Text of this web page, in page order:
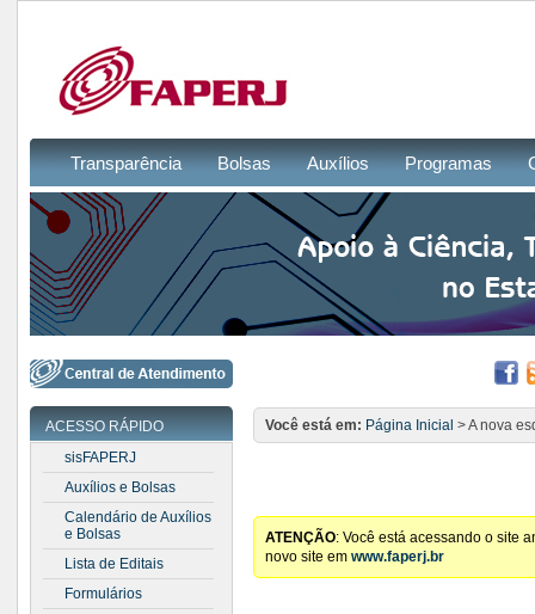
Transparência Bolsas Auxílios Programas
ACESSO RÁPIDO
sisFAPERJ
Auxílios e Bolsas
Calendário de Auxílios
e Bolsas
Lista de Editais
Formulários
Você está em: Página Inicial > A nova
ATENÇÃO: Você está acessando o site
novo site em www.faperj.br